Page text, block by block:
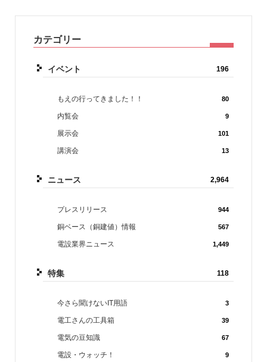
カテゴリー
イベント 196
もえの行ってきました！！ 80
内覧会 9
展示会 101
講演会 13
ニュース 2,964
プレスリリース 944
銅ベース（銅建値）情報 567
電設業界ニュース 1,449
特集 118
今さら聞けないIT用語 3
電工さんの工具箱 39
電気の豆知識 67
電設・ウォッチ！ 9